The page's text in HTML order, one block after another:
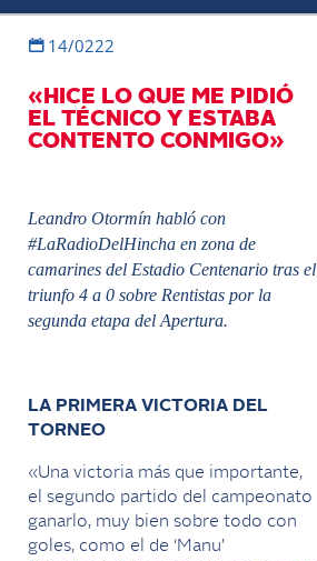
14/0222
«HICE LO QUE ME PIDIÓ
EL TÉCNICO Y ESTABA
CONTENTO CONMIGO»
Leandro Otormín habló con
#LaRadioDelHincha en zona de
camarines del Estadio Centenario tras el
triunfo 4 a 0 sobre Rentistas por la
segunda etapa del Apertura.
LA PRIMERA VICTORIA DEL
TORNEO
«Una victoria más que importante,
el segundo partido del campeonato
ganarlo, muy bien sobre todo con
goles, como el de ‘Manu’